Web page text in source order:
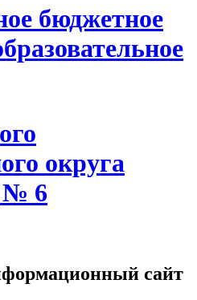
бюджетное
округа
№ 6
сайт